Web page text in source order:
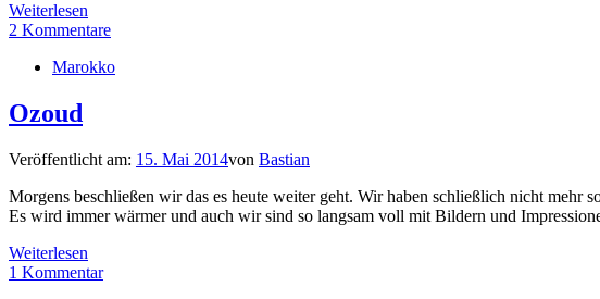
Weiterlesen
2 Kommentare
Marokko
Ozoud
Veröffentlicht am: 15. Mai 2014von Bastian
Morgens beschließen wir das es heute weiter geht. Wir haben schließlich nicht
Es wird immer wärmer und auch wir sind so langsam voll mit Bildern und
Weiterlesen
1 Kommentar